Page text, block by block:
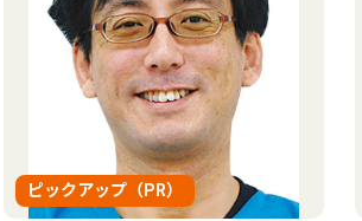
ピックアップ（PR）